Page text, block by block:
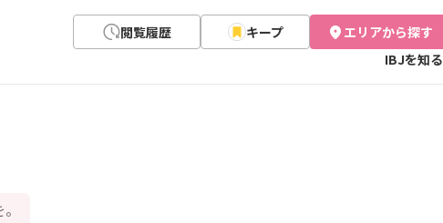
閲覧履歴 キープ エリアから探す
IBJを知る